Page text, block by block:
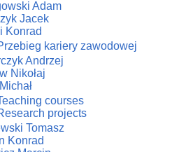
Adam
Jacek
Konrad
kariery zawodowej
Andrzej
Nikołaj
courses
projects
Tomasz
Konrad